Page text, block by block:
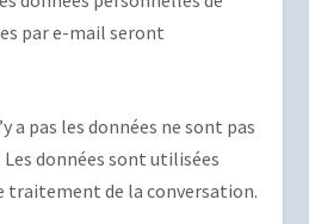
par e-mail seront
a pas les données ne sont pas
Les données sont utilisées
traitement de la conversation.